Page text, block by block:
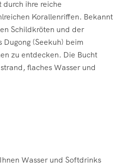
durch ihre reiche
Korallenriffen. Bekannt
Schildkröten und der
(Seekuh) beim
zu entdecken. Die Bucht
flaches Wasser und
Wasser und Softdrinks